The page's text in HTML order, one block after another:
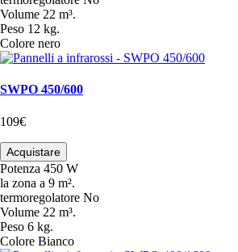
Volume 22 m³.
Peso 12 kg.
Colore nero
SWPO 450/600
109€
Acquistare
Potenza 450 W
la zona a 9 m².
termoregolatore No
Volume 22 m³.
Peso 6 kg.
Colore Bianco